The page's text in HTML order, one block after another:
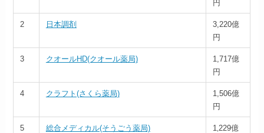
円
2 日本調剤 3,220億
円
3 クオールHD(クオール薬局)
1,717億
円
4 クラフト(さくら薬局)
1,506億
円
5 総合メディカル(そうごう薬局) 1 229億